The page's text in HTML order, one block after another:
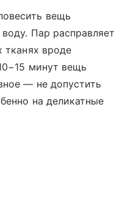
вещь
Пар расправляет
тканях вроде
минут вещь
— не допустить
на деликатные